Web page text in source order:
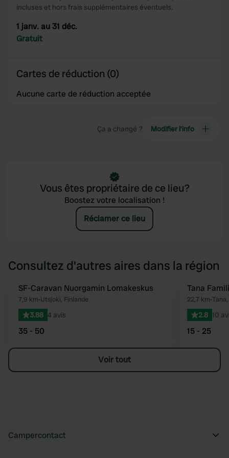
may combine it with other information that you’ve
of their services.
incluses et hors frais supplémentaires éventuels.
1 janv. au 31 déc.
Gratuit
Cartes de réduction (0)
Aucune carte de réduction acceptée
Ça a changé ? Modifier l’info
Vous êtes propriétaire de ce lieu?
Boostez votre localisation !
Réclamer ce lieu
Consultez d'autres aires dans la région
Préféré
SF-Caravan Nuorgamin Lomakeskus
7,9 km•Utsjoki, Finlande
3.88 4 avis
35 - 50
Tana
22,7 km•
2.8 10
15 - 25
Voir tout
Campercontact